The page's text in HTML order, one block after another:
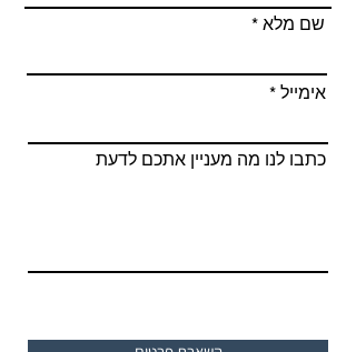
שם מלא
אימייל
כתבו לנו מה מעניין אתכם לדעת